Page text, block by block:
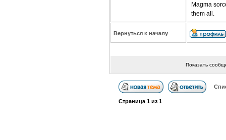
Magma
them all.
Вернуться к началу
Показать
Страница 1из 1